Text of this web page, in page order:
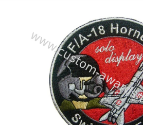
HOGAR
PRODUCTOS